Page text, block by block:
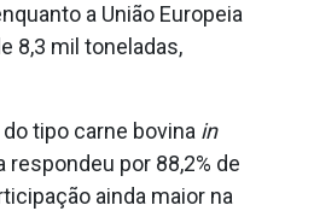
a União Europeia
8,3 mil toneladas,
tipo carne bovina in
por 88,2% de
ainda maior na